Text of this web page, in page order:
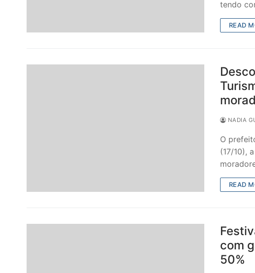
tendo
READ
NADIA
O
(17/10),
READ
com
50%